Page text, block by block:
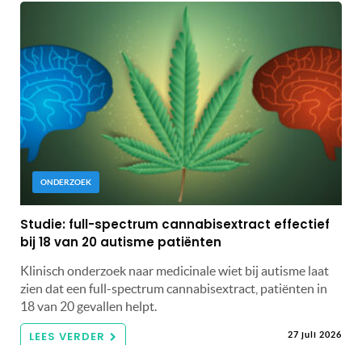
ONDERZOEK
Studie: full-spectrum cannabisextract effectief
bij 18 van 20 autisme patiënten
Klinisch onderzoek naar medicinale wiet bij autisme laat
zien dat een full-spectrum cannabisextract, patiënten in
18 van 20 gevallen helpt.
LEES VERDER 27 juli 2026